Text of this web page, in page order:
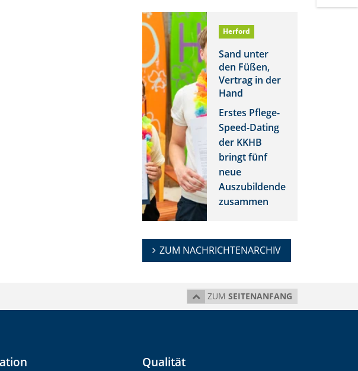
Herford
Sand unter
den Füßen,
Vertrag in der
Hand
Erstes Pflege-
Speed-Dating
der KKHB
bringt fünf
neue
Auszubildende
zusammen
ZUM NACHRICHTENARCHIV
ZUM SEITENANFANG
Qualität